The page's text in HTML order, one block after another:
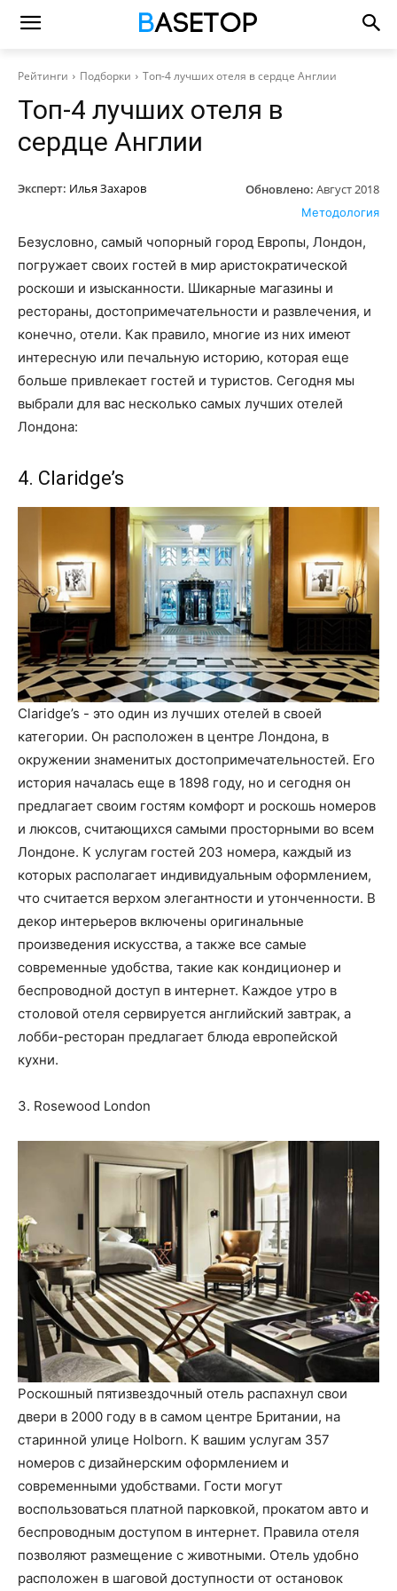
Рейтинги Подборки Топ-4 лучших отеля в сердце Англии
Топ-4 лучших отеля в
сердце Англии
Эксперт: Илья Захаров Обновлено: Август 2018
Методология
Безусловно, самый чопорный город Европы, Лондон,
погружает своих гостей в мир аристократической
роскоши и изысканности. Шикарные магазины и
рестораны, достопримечательности и развлечения, и
конечно, отели. Как правило, многие из них имеют
интересную или печальную историю, которая еще
больше привлекает гостей и туристов. Сегодня мы
выбрали для вас несколько самых лучших отелей
Лондона:
4. Claridge’s
Claridge’s - это один из лучших отелей в своей
категории. Он расположен в центре Лондона, в
окружении знаменитых достопримечательностей. Его
история началась еще в 1898 году, но и сегодня он
предлагает своим гостям комфорт и роскошь номеров
и люксов, считающихся самыми просторными во всем
Лондоне. К услугам гостей 203 номера, каждый из
которых располагает индивидуальным оформлением,
что считается верхом элегантности и утонченности. В
декор интерьеров включены оригинальные
произведения искусства, а также все самые
современные удобства, такие как кондиционер и
беспроводной доступ в интернет. Каждое утро в
столовой отеля сервируется английский завтрак, а
лобби-ресторан предлагает блюда европейской
кухни.
3. Rosewood London
Роскошный пятизвездочный отель распахнул свои
двери в 2000 году в в самом центре Британии, на
старинной улице Holborn. К вашим услугам 357
номеров с дизайнерским оформлением и
современными удобствами. Гости могут
воспользоваться платной парковкой, прокатом авто и
беспроводным доступом в интернет. Правила отеля
позволяют размещение с животными. Отель удобно
расположен в шаговой доступности от остановок